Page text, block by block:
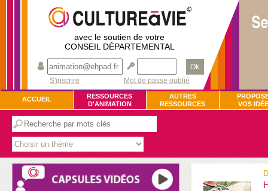
avec le soutien de votre
CONSEIL DÉPARTEMENTAL
Ok
S'inscrire
Mot de passe oublié
ACCUEIL
RESSOURCES
D'ANIMATION
AUTRES
RESSOURCES
VOS